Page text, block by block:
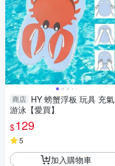
商店 HY 螃蟹浮板 玩具 充氣
游泳【愛買】
$129
5
加入購物車